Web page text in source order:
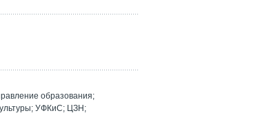
образования;
УФКиС; ЦЗН;